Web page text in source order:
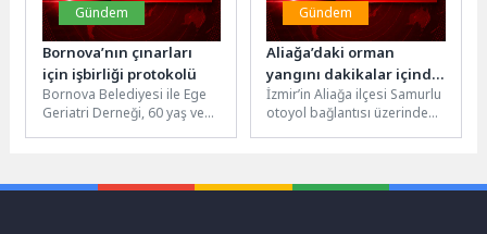
Gündem
Bornova’nın çınarları
için işbirliği protokolü
Bornova Belediyesi ile Ege
Geriatri Derneği, 60 yaş ve
Gündem
Aliağa’daki orman
yangını dakikalar içinde
kontrol altına alındı
İzmir’in Aliağa ilçesi Samurlu
otoyol bağlantısı üzerinde